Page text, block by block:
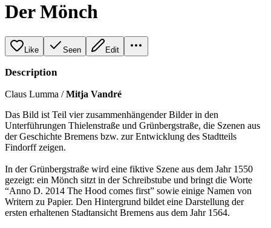
Der Mönch
Like Seen Edit
Description
Claus Lumma /Mitja Vandré
Das Bild ist Teil vier zusammenhängender Bilder in den
Unterführungen Thielenstraße und Grünbergstraße, die Szenen aus
der Geschichte Bremens bzw. zur Entwicklung des Stadtteils
Findorff zeigen.
In der Grünbergstraße wird eine fiktive Szene aus dem Jahr 1550
gezeigt: ein Mönch sitzt in der Schreibstube und bringt die Worte
“Anno D. 2014 The Hood comes first” sowie einige Namen von
Writern zu Papier. Den Hintergrund bildet eine Darstellung der
ersten erhaltenen Stadtansicht Bremens aus dem Jahr 1564.